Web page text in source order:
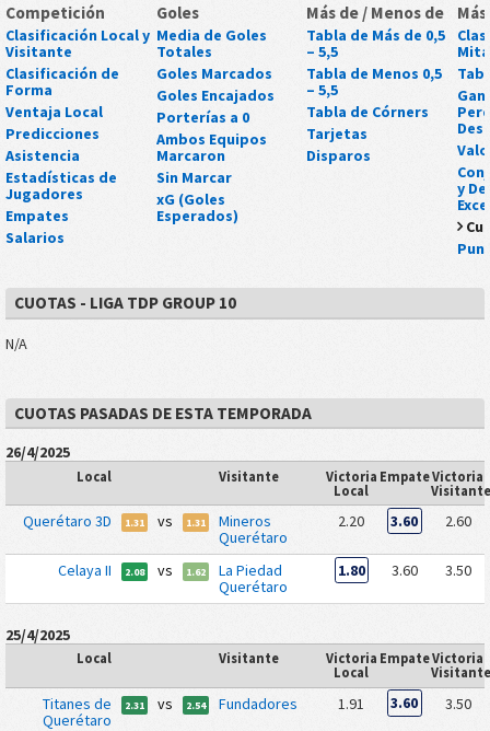
Competición
Clasificación Local y
Visitante
Clasificación de
Forma
Ventaja Local
Predicciones
Asistencia
Estadísticas de
Jugadores
Empates
Salarios
Goles
Media de Goles
Totales
Goles Marcados
Goles Encajados
Porterías a 0
Ambos Equipos
Marcaron
Sin Marcar
xG (Goles
Esperados)
Más de / Menos de
Tabla de Más de 0,5
– 5,5
Tabla de Menos 0,5
– 5,5
Tabla de Córners
Tarjetas
Disparos
Más
y
CUOTAS - LIGA TDP GROUP 10
N/A
CUOTAS PASADAS DE ESTA TEMPORADA
26/4/2025
Local Visitante
Victoria
Local
EmpateVictoria
Querétaro 3D 1.31 vs 1.31
Mineros
Querétaro
2.20 3.60 2.60
Celaya II 2.08 vs 1.62
La Piedad
Querétaro
1.80 3.60 3.50
25/4/2025
Local Visitante
Victoria
Local
EmpateVictoria
Titanes de
Querétaro
2.31 vs 2.54 Fundadores 1.91 3.60 3.50